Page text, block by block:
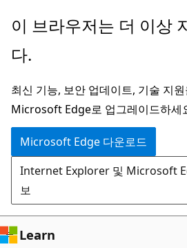
주
콘
츠
로
건
너
뛰
기
이 브라우저는 더 이상
다.
최신 기능, 보안 업데이트, 기술 지
Microsoft Edge로 업그레이드하세
Microsoft Edge 다운로드
Internet Explorer 및 Microsoft
보
Learn